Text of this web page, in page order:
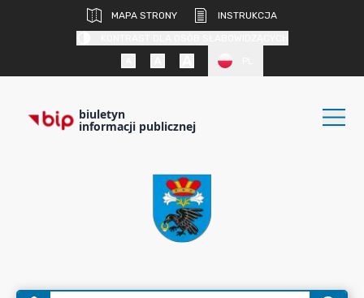
MAPA STRONY
INSTRUKCJA
biuletyn
informacji publicznej